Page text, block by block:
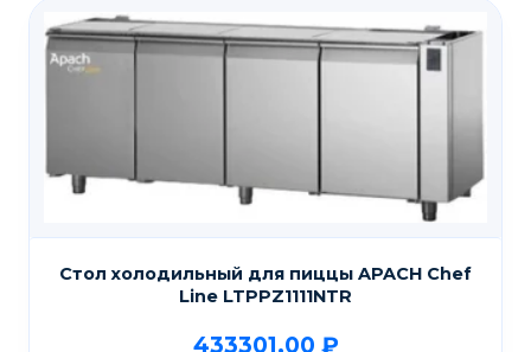
Стол холодильный для пиццы APACH Chef
Line LTPPZ1111NTR
433301,00 ₽